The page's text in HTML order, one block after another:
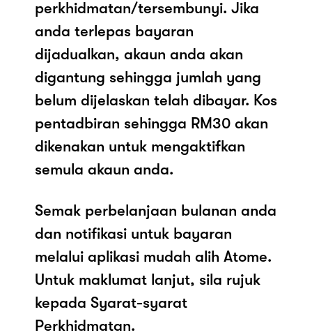
perkhidmatan/tersembunyi. Jika
anda terlepas bayaran
dijadualkan, akaun anda akan
digantung sehingga jumlah yang
belum dijelaskan telah dibayar. Kos
pentadbiran sehingga RM30 akan
dikenakan untuk mengaktifkan
semula akaun anda.
Semak perbelanjaan bulanan anda
dan notifikasi untuk bayaran
melalui aplikasi mudah alih Atome.
Untuk maklumat lanjut, sila rujuk
kepada Syarat-syarat
Perkhidmatan.